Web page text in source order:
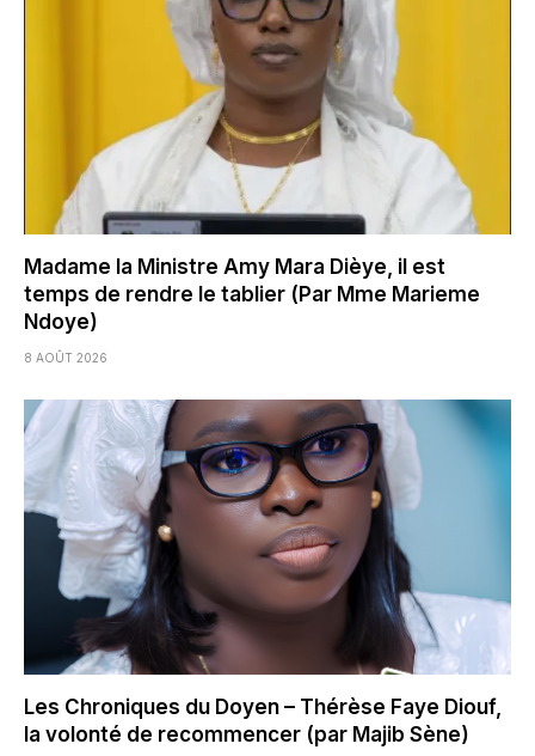
Madame la Ministre Amy Mara Dièye, il est
temps de rendre le tablier (Par Mme Marieme
Ndoye)
8 AOÛT 2026
Les Chroniques du Doyen – Thérèse Faye Diouf,
la volonté de recommencer (par Majib Sène)